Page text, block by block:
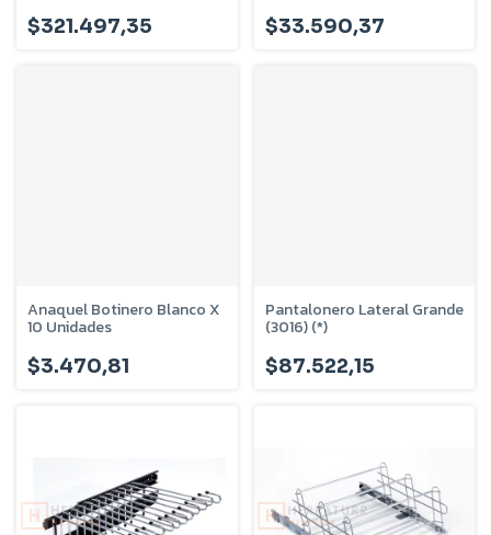
$321.497,35 $33.590,37
Anaquel Botinero Blanco X
10 Unidades
$3.470,81
Pantalonero Lateral Grande
(3016) (*)
$87.522,15